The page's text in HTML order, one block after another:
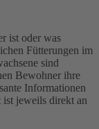
ist oder was
Fütterungen im
sind
Bewohner ihre
Informationen
jeweils direkt an